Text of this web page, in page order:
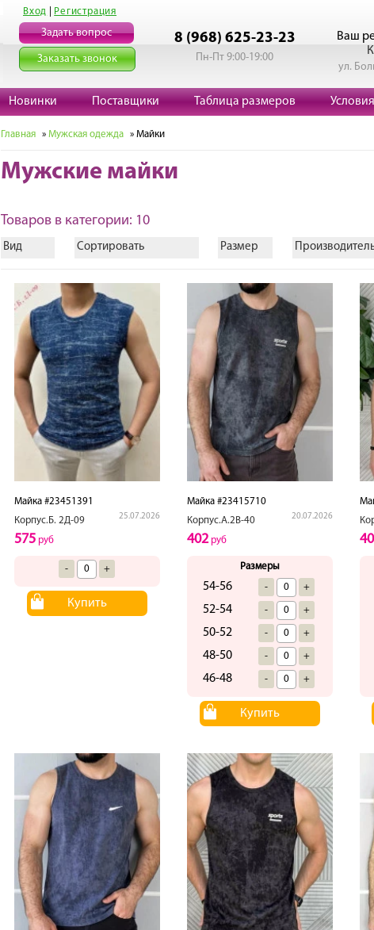
Вход Регистрация
Задать вопрос
Заказать звонок
8 (968) 625-23-23
Пн-Пт 9:00-19:00
Ваш
ул.
Новинки Поставщики Таблица размеров Условия
Главная » Мужская одежда » Майки
Мужские майки
Товаров в категории: 10
Вид Сортировать Размер
Майка #23451391
Корпус.Б. 2Д-09
25.07.2026
575 руб
- +
Купить
Майка #23415710
Корпус.А.2В-40
20.07.2026
402руб
Размеры
54-56 - +
52-54 - +
50-52 - +
48-50 - +
46-48 - +
Купить